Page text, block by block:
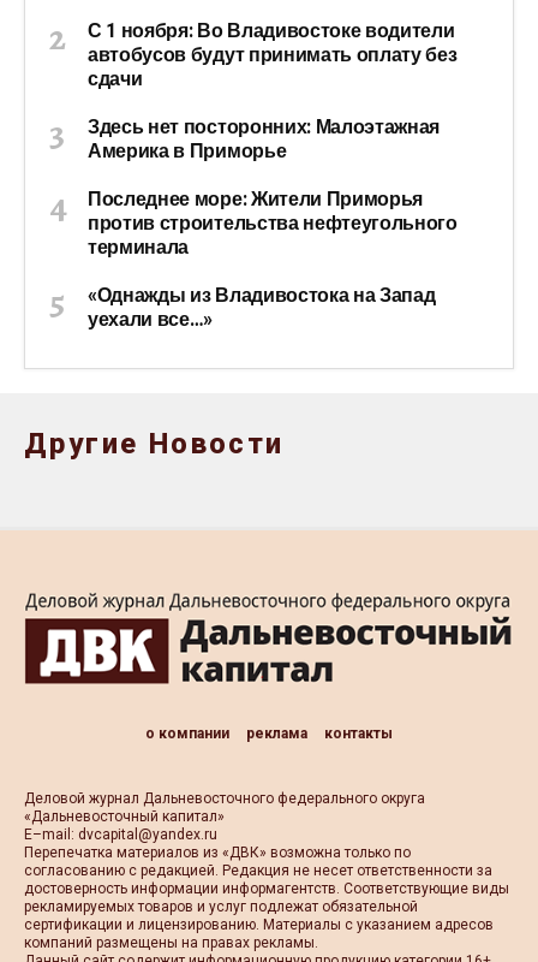
С 1 ноября: Во Владивостоке водители
автобусов будут принимать оплату без
сдачи
Здесь нет посторонних: Малоэтажная
Америка в Приморье
Последнее море: Жители Приморья
против строительства нефтеугольного
терминала
«Однажды из Владивостока на Запад
уехали все…»
Другие Новости
о компании реклама контакты
Деловой журнал Дальневосточного федерального округа
«Дальневосточный капитал»
Е–mail: dvcapital@yandex.ru
Перепечатка материалов из «ДВК» возможна только по
согласованию с редакцией. Редакция не несет ответственности за
достоверность информации информагентств. Соответствующие виды
рекламируемых товаров и услуг подлежат обязательной
сертификации и лицензированию. Материалы с указанием адресов
компаний размещены на правах рекламы.